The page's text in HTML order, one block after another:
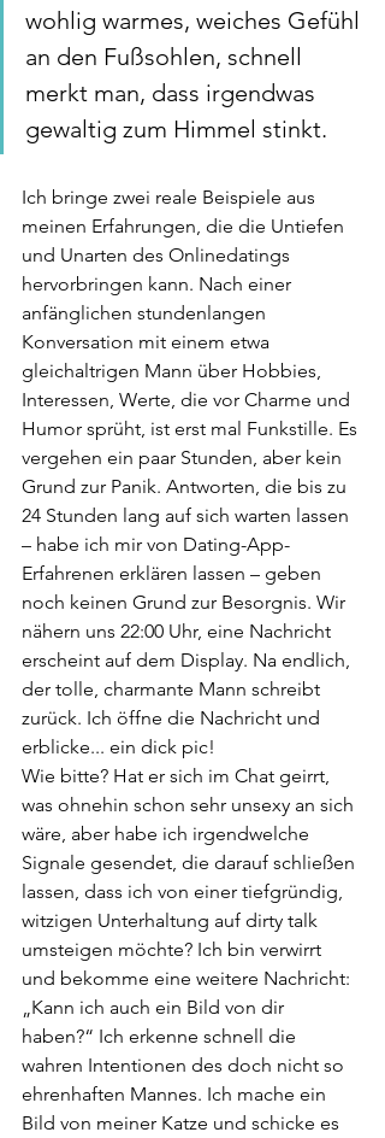
wohlig warmes, weiches Gefühl
an den Fußsohlen, schnell
merkt man, dass irgendwas
gewaltig zum Himmel stinkt.
Ich bringe zwei reale Beispiele aus
meinen Erfahrungen, die die Untiefen
und Unarten des Onlinedatings
hervorbringen kann. Nach einer
anfänglichen stundenlangen
Konversation mit einem etwa
gleichaltrigen Mann über Hobbies,
Interessen, Werte, die vor Charme und
Humor sprüht, ist erst mal Funkstille. Es
vergehen ein paar Stunden, aber kein
Grund zur Panik. Antworten, die bis zu
24 Stunden lang auf sich warten lassen
– habe ich mir von Dating-App-
Erfahrenen erklären lassen – geben
noch keinen Grund zur Besorgnis. Wir
nähern uns 22:00 Uhr, eine Nachricht
erscheint auf dem Display. Na endlich,
der tolle, charmante Mann schreibt
zurück. Ich öffne die Nachricht und
erblicke... ein dick pic!
Wie bitte? Hat er sich im Chat geirrt,
was ohnehin schon sehr unsexy an sich
wäre, aber habe ich irgendwelche
Signale gesendet, die darauf schließen
lassen, dass ich von einer tiefgründig,
witzigen Unterhaltung auf dirty talk
umsteigen möchte? Ich bin verwirrt
und bekomme eine weitere Nachricht:
„Kann ich auch ein Bild von dir
haben?“ Ich erkenne schnell die
wahren Intentionen des doch nicht so
ehrenhaften Mannes. Ich mache ein
Bild von meiner Katze und schicke es